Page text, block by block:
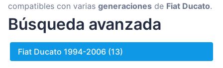
compatibles con varias generaciones de Fiat Ducato.
Búsqueda avanzada
Fiat Ducato 1994-2006 (13)